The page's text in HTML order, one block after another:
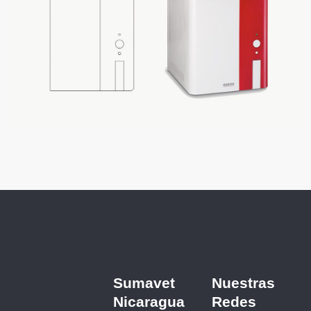
Sumavet
Nicaragua
Nuestras
Redes